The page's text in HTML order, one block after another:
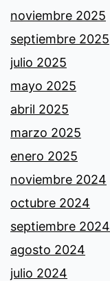
noviembre 2025
septiembre 2025
julio 2025
mayo 2025
abril 2025
marzo 2025
enero 2025
noviembre 2024
octubre 2024
septiembre 2024
agosto 2024
julio 2024